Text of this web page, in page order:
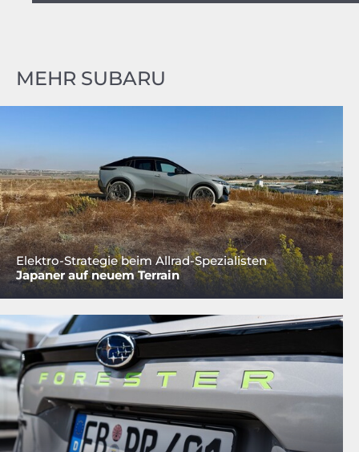
MEHR SUBARU
Elektro-Strategie beim Allrad-Spezialisten
Japaner auf neuem Terrain